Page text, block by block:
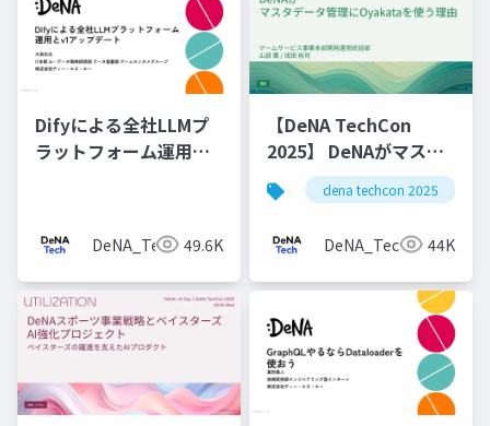
Difyによる全社LLMプ
ラットフォーム運用と
DeNA_Tech 49.6K
【DeNA TechCon
2025】 DeNAがマスタ
データ管理にOyakata
を使う理由
dena techcon 2025
DeNA_Tech 44K